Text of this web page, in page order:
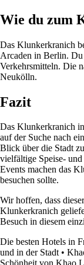
Wie du zum
Das Klunkerkranich
Arcaden in Berlin. Du
Verkehrsmitteln. Die
Neukölln.
Fazit
Das Klunkerkranich
auf der Suche nach
Blick über die Stadt
vielfältige Speise-
Events machen das
besuchen sollte.
Wir hoffen, dass
Klunkerkranich
Besuch in diesem
Die besten Hotels in
und in der Stadt•